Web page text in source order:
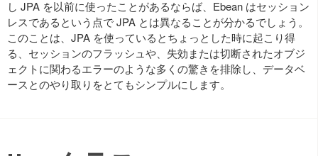
し JPA を以前に使ったことがあるならば、Ebean はセッション
レスであるという点で JPA とは異なることが分かるでしょう。
このことは、JPA を使っているとちょっとした時に起こり得
る、セッションのフラッシュや、失効または切断されたオブジ
ェクトに関わるエラーのような多くの驚きを排除し、データベ
ースとのやり取りをとてもシンプルにします。